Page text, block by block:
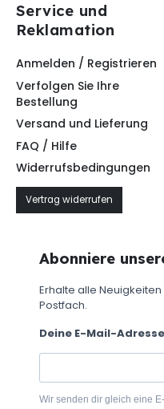
Service und
Reklamation
Anmelden / Registrieren
Verfolgen Sie Ihre
Bestellung
Versand und Lieferung
FAQ / Hilfe
Widerrufsbedingungen
Vertrag widerrufen
Abonniere
Erhalte alle
Postfach.
Deine E-Mail-Adresse
Wir senden dir gleich eine